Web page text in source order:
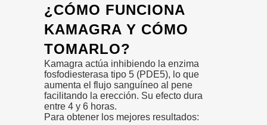
¿CÓMO FUNCIONA
KAMAGRA Y CÓMO
TOMARLO?
Kamagra actúa inhibiendo la enzima
fosfodiesterasa tipo 5 (PDE5), lo que
aumenta el flujo sanguíneo al pene
facilitando la erección. Su efecto dura
entre 4 y 6 horas.
Para obtener los mejores resultados: